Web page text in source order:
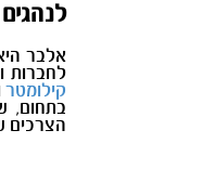
אלבר
לחברות
קילומטר
בתחום,
הצרכים